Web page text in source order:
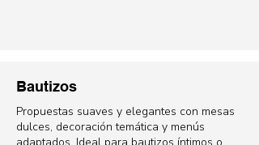
Bautizos
Propuestas suaves y elegantes con mesas
dulces, decoración temática y menús